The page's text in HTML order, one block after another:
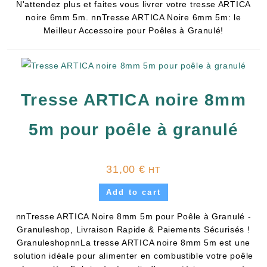
N'attendez plus et faites vous livrer votre tresse ARTICA
noire 6mm 5m. nnTresse ARTICA Noire 6mm 5m: le
Meilleur Accessoire pour Poêles à Granulé!
Tresse ARTICA noire 8mm
5m pour poêle à granulé
31,00 € HT
Add to cart
nnTresse ARTICA Noire 8mm 5m pour Poêle à Granulé -
Granuleshop, Livraison Rapide & Paiements Sécurisés !
GranuleshopnnLa tresse ARTICA noire 8mm 5m est une
solution idéale pour alimenter en combustible votre poêle